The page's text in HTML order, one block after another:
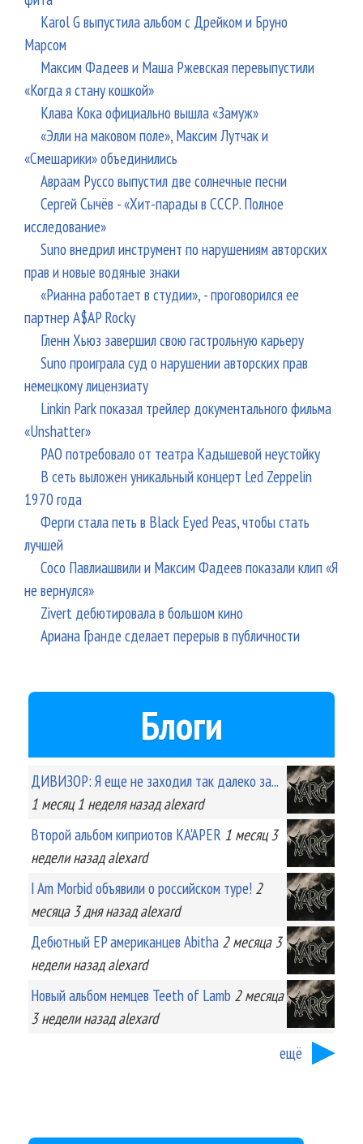
Karol G выпустила альбом с Дрейком и Бруно
Марсом
Максим Фадеев и Маша Ржевская перевыпустили
«Когда я стану кошкой»
Клава Кока официально вышла «Замуж»
«Элли на маковом поле», Максим Лутчак и
«Смешарики» объединились
Авраам Руссо выпустил две солнечные песни
Сергей Сычёв - «Хит-парады в СССР. Полное
исследование»
Suno внедрил инструмент по нарушениям авторских
прав и новые водяные знаки
«Рианна работает в студии», - проговорился ее
партнер A$AP Rocky
Гленн Хьюз завершил свою гастрольную карьеру
Suno проиграла суд о нарушении авторских прав
немецкому лицензиату
Linkin Park показал трейлер документального фильма
«Unshatter»
РАО потребовало от театра Кадышевой неустойку
В сеть выложен уникальный концерт Led Zeppelin
1970 года
Ферги стала петь в Black Eyed Peas, чтобы стать
лучшей
Сосо Павлиашвили и Максим Фадеев показали клип «Я
не вернулся»
Zivert дебютировала в большом кино
Ариана Гранде сделает перерыв в публичности
Блоги
ДИВИЗОР: Я еще не заходил так далеко за...
1 месяц 1 неделяназад alexard
Второй альбом киприотов KA'APER 1 месяц 3
неделиназад alexard
I Am Morbid объявили о российском туре! 2
месяца 3 дняназад alexard
Дебютный EP американцев Abitha 2 месяца 3
неделиназад alexard
Новый альбом немцев Teeth of Lamb 2 месяца
3 неделиназад alexard
ещё